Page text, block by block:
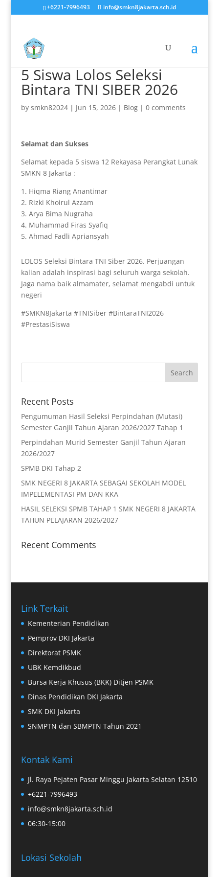
+6221-7996493 info@smkn8jakarta.sch.id
5 Siswa Lolos Seleksi
Bintara TNI SIBER 2026
by smkn82024| Jun 15, 2026| Blog| 0 comments
Selamat dan Sukses
Selamat kepada 5 siswa 12 Rekayasa Perangkat Lunak
SMKN 8 Jakarta :
1. Hiqma Riang Anantimar
2. Rizki Khoirul Azzam
3. Arya Bima Nugraha
4. Muhammad Firas Syafiq
5. Ahmad Fadli Apriansyah
LOLOS Seleksi Bintara TNI Siber 2026. Perjuangan
kalian adalah inspirasi bagi seluruh warga sekolah.
Jaga nama baik almamater, selamat mengabdi untuk
negeri
#SMKN8Jakarta #TNISiber #BintaraTNI2026
#PrestasiSiswa
Recent Posts
Pengumuman Hasil Seleksi Perpindahan (Mutasi)
Semester Ganjil Tahun Ajaran 2026/2027 Tahap 1
Perpindahan Murid Semester Ganjil Tahun Ajaran
2026/2027
SPMB DKI Tahap 2
SMK NEGERI 8 JAKARTA SEBAGAI SEKOLAH MODEL
IMPELEMENTASI PM DAN KKA
HASIL SELEKSI SPMB TAHAP 1 SMK NEGERI 8 JAKARTA
TAHUN PELAJARAN 2026/2027
Recent Comments
Link Terkait
Kementerian Pendidikan
Pemprov DKI Jakarta
Direktorat PSMK
UBK Kemdikbud
Bursa Kerja Khusus (BKK) Ditjen PSMK
Dinas Pendidikan DKI Jakarta
SMK DKI Jakarta
SNMPTN dan SBMPTN Tahun 2021
Kontak Kami
Jl. Raya Pejaten Pasar Minggu Jakarta Selatan 12510
+6221-7996493
info@smkn8jakarta.sch.id
06:30-15:00
Lokasi Sekolah